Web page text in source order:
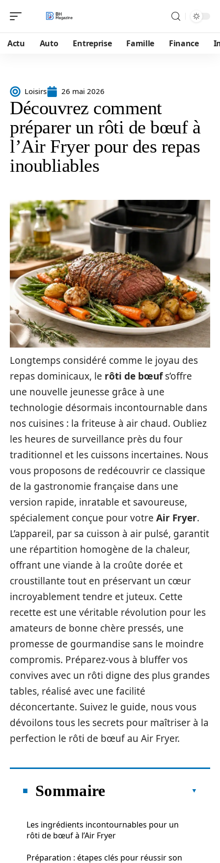
Actu Auto Entreprise Famille Finance
Loisirs 26 mai 2026
Découvrez comment
préparer un rôti de bœuf à
l’Air Fryer pour des repas
inoubliables
Longtemps considéré comme le joyau des
repas dominicaux, le rôti de bœufs’offre
une nouvelle jeunesse grâce à une
technologie désormais incontournable dans
nos cuisines : la friteuse à air chaud. Oubliez
les heures de surveillance près du four
traditionnel et les cuissons incertaines. Nous
vous proposons de redécouvrir ce classique
de la gastronomie française dans une
version rapide, inratable et savoureuse,
spécialement conçue pour votre Air Fryer.
L’appareil, par sa cuisson à air pulsé, garantit
une répartition homogène de la chaleur,
offrant une viande à la croûte dorée et
croustillante tout en préservant un cœur
incroyablement tendre et juteux. Cette
recette est une véritable révolution pour les
amateurs de bonne chère pressés, une
promesse de gourmandise sans le moindre
compromis. Préparez-vous à bluffer vos
convives avec un rôti digne des plus grandes
tables, réalisé avec une facilité
déconcertante. Suivez le guide, nous vous
dévoilons tous les secrets pour maîtriser à la
perfection le rôti de bœuf au Air Fryer.
Sommaire
Les ingrédients incontournables pour un
rôti de bœuf à l’Air Fryer
Préparation : étapes clés pour réussir son